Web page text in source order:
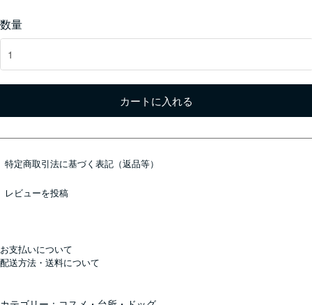
数量
カートに入れる
特定商取引法に基づく表記（返品等）
レビューを投稿
お支払いについて
配送方法・送料について